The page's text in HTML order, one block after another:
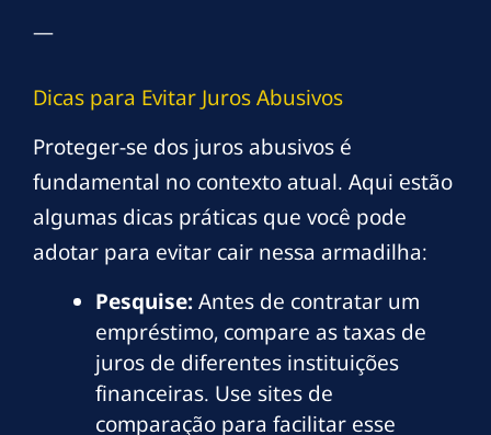
—
Dicas para Evitar Juros Abusivos
Proteger-se dos juros abusivos é
fundamental no contexto atual. Aqui estão
algumas dicas práticas que você pode
adotar para evitar cair nessa armadilha:
Pesquise:Antes de contratar um
empréstimo, compare as taxas de
juros de diferentes instituições
financeiras. Use sites de
comparação para facilitar esse